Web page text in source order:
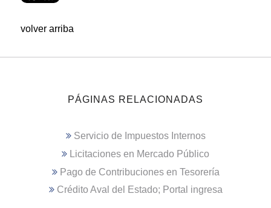
volver arriba
PÁGINAS RELACIONADAS
Servicio de Impuestos Internos
Licitaciones en Mercado Público
Pago de Contribuciones en Tesorería
Crédito Aval del Estado; Portal ingresa